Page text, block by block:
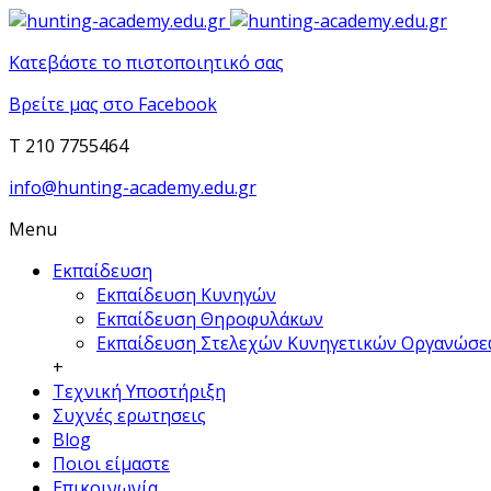
Κατεβάστε το πιστοποιητικό σας
Βρείτε μας στο Facebook
T 210 7755464
info@hunting-academy.edu.gr
Menu
Εκπαίδευση
Εκπαίδευση Κυνηγών
Εκπαίδευση Θηροφυλάκων
Εκπαίδευση Στελεχών Κυνηγετικών
+
Τεχνική Υποστήριξη
Συχνές ερωτησεις
Blog
Ποιοι είμαστε